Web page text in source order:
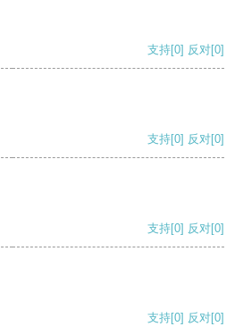
支持[0] 反对[0]
支持[0] 反对[0]
支持[0] 反对[0]
支持[0] 反对[0]